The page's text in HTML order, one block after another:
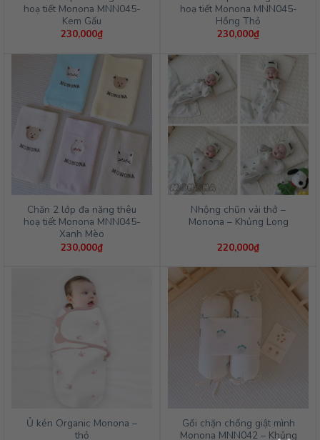
hoạ tiết Monona MNN045-
Kem Gấu
230,000₫
hoạ tiết Monona MNN045-
Hồng Thỏ
230,000₫
Chăn 2 lớp đa năng thêu
hoạ tiết Monona MNN045-
Xanh Mèo
230,000₫
Nhộng chũn vải thở –
Monona – Khủng Long
220,000₫
Ủ kén Organic Monona –
thỏ
Gối chặn chống giật mình
Monona MNN042 – Khủng